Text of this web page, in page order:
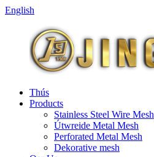
English
Thús
Products
Stainless Steel Wire Mesh
Útwreide Metal Mesh
Perforated Metal Mesh
Dekorative mesh